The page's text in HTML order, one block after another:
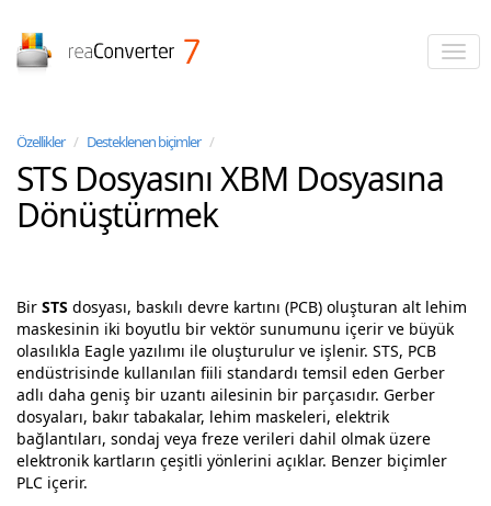
Özellikler / Desteklenen biçimler /
STS Dosyasını XBM Dosyasına
Dönüştürmek
Bir STS dosyası, baskılı devre kartını (PCB) oluşturan alt lehim
maskesinin iki boyutlu bir vektör sunumunu içerir ve büyük
olasılıkla Eagle yazılımı ile oluşturulur ve işlenir. STS, PCB
endüstrisinde kullanılan fiili standardı temsil eden Gerber
adlı daha geniş bir uzantı ailesinin bir parçasıdır. Gerber
dosyaları, bakır tabakalar, lehim maskeleri, elektrik
bağlantıları, sondaj veya freze verileri dahil olmak üzere
elektronik kartların çeşitli yönlerini açıklar. Benzer biçimler
PLC içerir.